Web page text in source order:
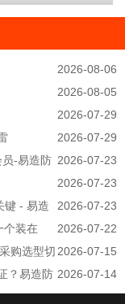
2026-08-06
2026-08-05
2026-07-29
2026-07-29
2026-07-23
-易造防
2026-07-23
2026-07-23
键 - 易造
2026-07-22
个装在
2026-07-15
购选型切
2026-07-14
？易造防